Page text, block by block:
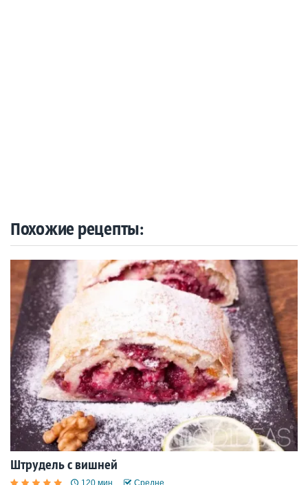
Похожие рецепты:
Штрудель с вишней